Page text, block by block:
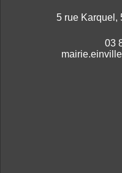
5 rue Karquel,
03